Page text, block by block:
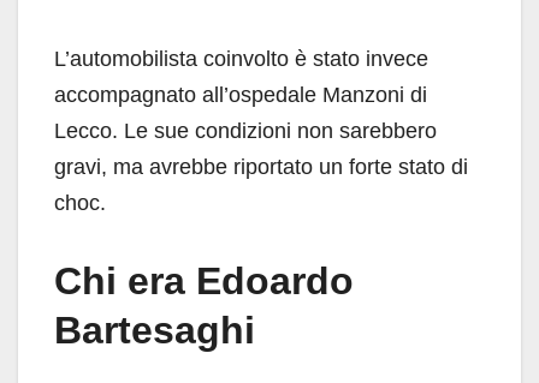
L’automobilista coinvolto è stato invece
accompagnato all’ospedale Manzoni di
Lecco. Le sue condizioni non sarebbero
gravi, ma avrebbe riportato un forte stato di
choc.
Chi era Edoardo
Bartesaghi